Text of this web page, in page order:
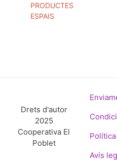
PRODUCTES
ESPAIS
Drets d'autor
2025
Cooperativa El
Poblet
Avís